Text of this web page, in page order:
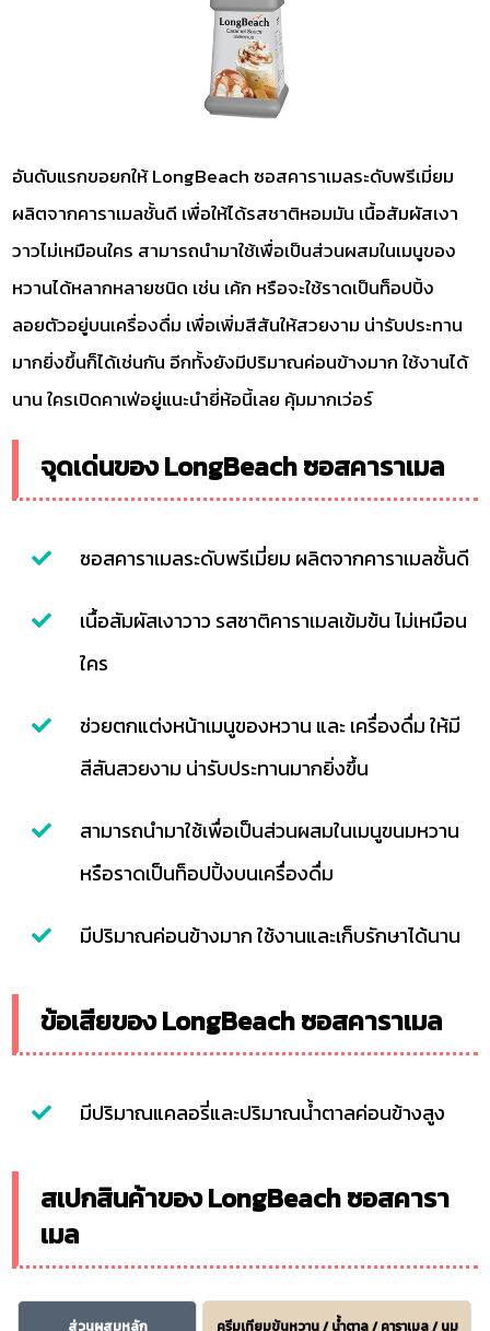
อันดับแรกขอยกให้ LongBeach ซอสคาราเมลระดับพรีเมี่ยม
ผลิตจากคาราเมลชั้นดี เพื่อให้ได้รสชาติหอมมัน เนื้อสัมผัสเงา
วาวไม่เหมือนใคร สามารถนำมาใช้เพื่อเป็นส่วนผสมในเมนูของ
หวานได้หลากหลายชนิด เช่น เค้ก หรือจะใช้ราดเป็นท็อปปิ้ง
ลอยตัวอยู่บนเครื่องดื่ม เพื่อเพิ่มสีสันให้สวยงาม น่ารับประทาน
มากยิ่งขึ้นก็ได้เช่นกัน อีกทั้งยังมีปริมาณค่อนข้างมาก ใช้งานได้
นาน ใครเปิดคาเฟ่อยู่แนะนำยี่ห้อนี้เลย คุ้มมากเว่อร์
จุดเด่นของ LongBeach ซอสคาราเมล
ซอสคาราเมลระดับพรีเมี่ยม ผลิตจากคาราเมลชั้นดี
เนื้อสัมผัสเงาวาว รสชาติคาราเมลเข้มข้น ไม่เหมือน
ใคร
ช่วยตกแต่งหน้าเมนูของหวาน และ เครื่องดื่ม ให้มี
สีสันสวยงาม น่ารับประทานมากยิ่งขึ้น
สามารถนำมาใช้เพื่อเป็นส่วนผสมในเมนูขนมหวาน
หรือราดเป็นท็อปปิ้งบนเครื่องดื่ม
มีปริมาณค่อนข้างมาก ใช้งานและเก็บรักษาได้นาน
ข้อเสียของ LongBeach ซอสคาราเมล
มีปริมาณแคลอรี่และปริมาณน้ำตาลค่อนข้างสูง
สเปกสินค้าของ LongBeach ซอสคารา
เมล
ส่วนผสมหลัก ครีมเทียมข้นหวาน / น้ำตาล / คาราเมล / นม